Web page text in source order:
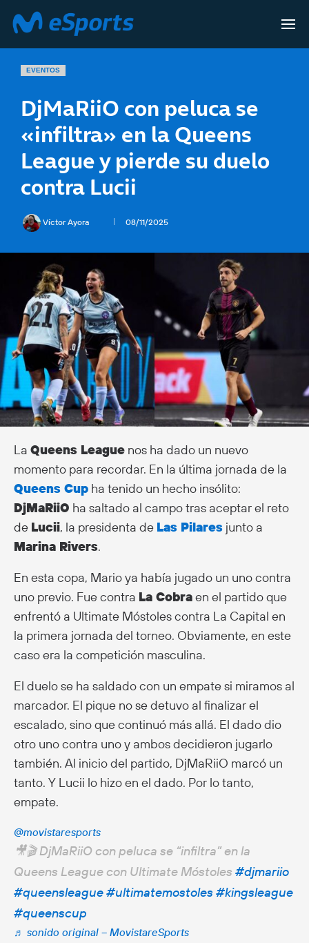
EVENTOS
DjMaRiiO con peluca se
«infiltra» en la Queens
League y pierde su duelo
contra Lucii
Víctor Ayora 08/11/2025
La Queens League nos ha dado un nuevo
momento para recordar. En la última jornada de la
Queens Cup ha tenido un hecho insólito:
DjMaRiiO ha saltado al campo tras aceptar el reto
de Lucii, la presidenta de Las Pilares junto a
Marina Rivers.
En esta copa, Mario ya había jugado un uno contra
uno previo. Fue contra La Cobraen el partido que
enfrentó a Ultimate Móstoles contra La Capital en
la primera jornada del torneo. Obviamente, en este
caso era la competición masculina.
El duelo se ha saldado con un empate si miramos al
marcador. El pique no se detuvo al finalizar el
escalado, sino que continuó más allá. El dado dio
otro uno contra uno y ambos decidieron jugarlo
también. Al inicio del partido, DjMaRiiO marcó un
tanto. Y Lucii lo hizo en el dado. Por lo tanto,
empate.
@movistaresports
🎥🎬 DjMaRiiO con peluca se “infiltra” en la
Queens League con Ultimate Móstoles #djmariio
#queensleague#ultimatemostoles#kingsleague
#queenscup
♬ sonido original – MovistareSports